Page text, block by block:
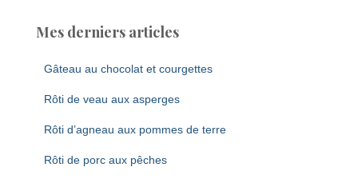
Mes derniers articles
Gâteau au chocolat et courgettes
Rôti de veau aux asperges
Rôti d’agneau aux pommes de terre
Rôti de porc aux pêches